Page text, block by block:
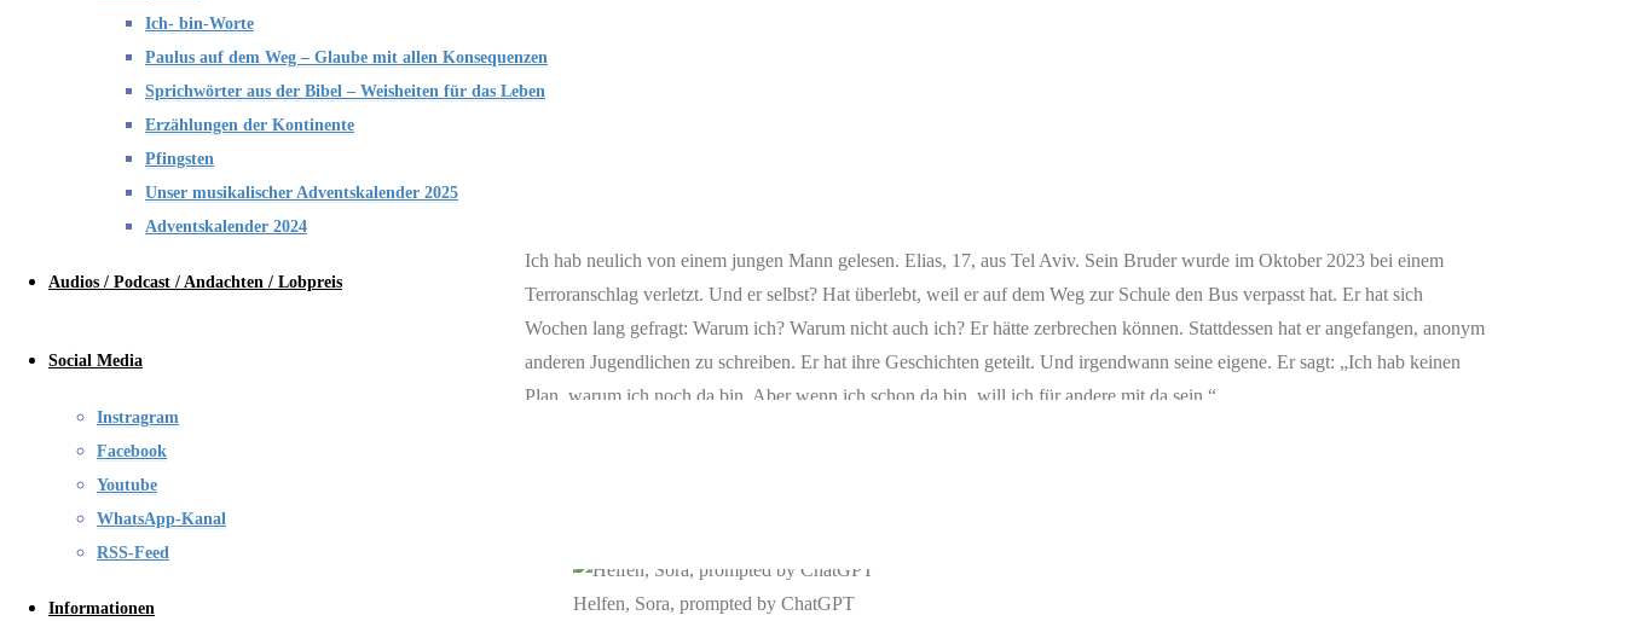
Ich- bin-Worte
Paulus auf dem Weg – Glaube mit allen Konsequenzen
Sprichwörter aus der Bibel – Weisheiten für das Leben
Erzählungen der Kontinente
Pfingsten
Unser musikalischer Adventskalender 2025
Adventskalender 2024
Audios / Podcast / Andachten / Lobpreis
Social Media
Instragram
Facebook
Youtube
WhatsApp-Kanal
RSS-Feed
Informationen
drei Uhr nachts.
Ich hab neulich von einem jungen Mann gelesen. Elias, 17, aus Tel Aviv. Sein Bruder wurde im Oktober 2023 bei einem
Terroranschlag verletzt. Und er selbst? Hat überlebt, weil er auf dem Weg zur Schule den Bus verpasst hat. Er hat sich
Wochen lang gefragt: Warum ich? Warum nicht auch ich? Er hätte zerbrechen können. Stattdessen hat er angefangen, anonym
anderen Jugendlichen zu schreiben. Er hat ihre Geschichten geteilt. Und irgendwann seine eigene. Er sagt: „Ich hab keinen
Plan, warum ich noch da bin. Aber wenn ich schon da bin, will ich für andere mit da sein.“
Helfen, Sora, prompted by ChatGPT